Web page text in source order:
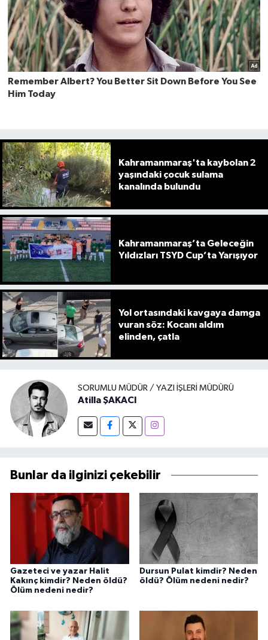
Kahramanmaraş'ta kaybolan 2
yaşındaki çocuk sulama
kanalında bulundu
Kahramanmaraş’ta Geleceğin
Yıldızları TSYD Cup’ta Yarışıyor
Yol ortasındaki kavgaya damga
vuran söz: Kocanı aldım
elinden, çatla
SORUMLU MÜDÜR / YAZI İŞLERI MÜDÜRÜ
Atilla ŞAKACI
Bunlar da ilginizi çekebilir
Gazeteci ve yazar Halit
Kakınç kimdir? Neden öldü?
Ölüm nedeni nedir?
Dursun Pulat kimdir? Neden
öldü? Ölüm nedeni nedir?